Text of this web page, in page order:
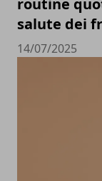
salute dei
14/07/2025